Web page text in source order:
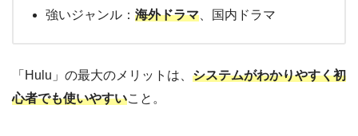
強いジャンル： 海外ドラマ 、国内ドラマ
「Hulu」の最大のメリットは、 システムがわかりやすく初
心者でも使いやすいこと。